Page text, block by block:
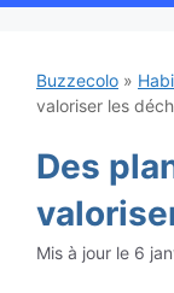
Buzzecolo »
valoriser les
Des
6